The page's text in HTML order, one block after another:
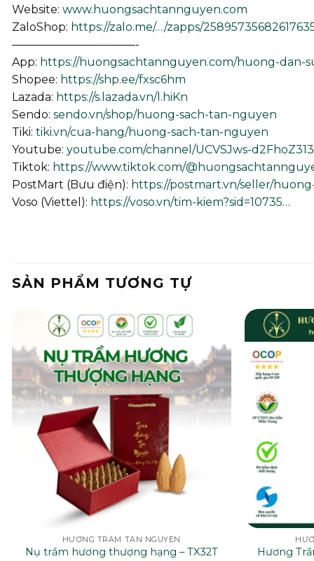
Website: www.huongsachtannguyen.com
ZaloShop: https://zalo.me/…/zapps/
———————————-
App: https://huongsachtannguyen.com/huong-dan-
Shopee: https://shp.ee/fxsc6hm
Lazada: https://s.lazada.vn/l.hiKn
Sendo: sendo.vn/shop/huong-sach-tan-nguyen
Tiki: tiki.vn/cua-hang/huong-sach-tan-nguyen
Youtube: youtube.com/channel/UCVSJws-
Tiktok: https://www.tiktok.com/
PostMart (Bưu điện): https://postmart.vn/seller/
Voso (Viettel): https://voso.vn/tim-kiem?sid=10735…
SẢN PHẨM TƯƠNG TỰ
HƯƠNG TRẦM TÂN NGUYÊN
Nụ trầm hương thượng hạng – TX32T
Hương